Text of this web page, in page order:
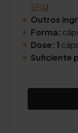
EPA)
Outros
Forma:
Dose: 1
Suficiente